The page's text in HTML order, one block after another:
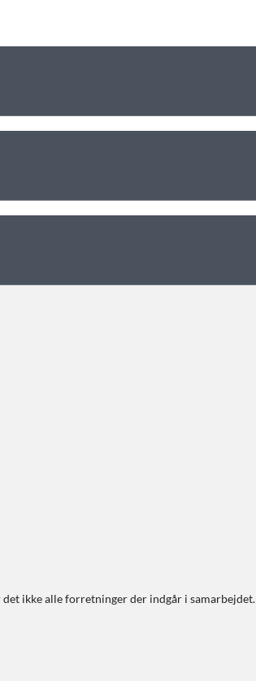
ikke alle forretninger der indgår i samarbejdet.